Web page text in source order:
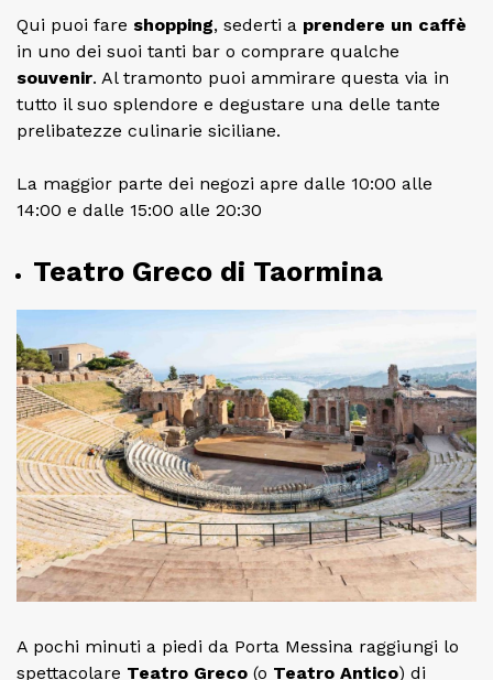
Qui puoi fare shopping, sederti a prendere un caffè
in uno dei suoi tanti bar o comprare qualche
souvenir. Al tramonto puoi ammirare questa via in
tutto il suo splendore e degustare una delle tante
prelibatezze culinarie siciliane.
La maggior parte dei negozi apre dalle 10:00 alle
14:00 e dalle 15:00 alle 20:30
Teatro Greco di Taormina
A pochi minuti a piedi da Porta Messina raggiungi lo
spettacolare Teatro Greco (o Teatro Antico) di